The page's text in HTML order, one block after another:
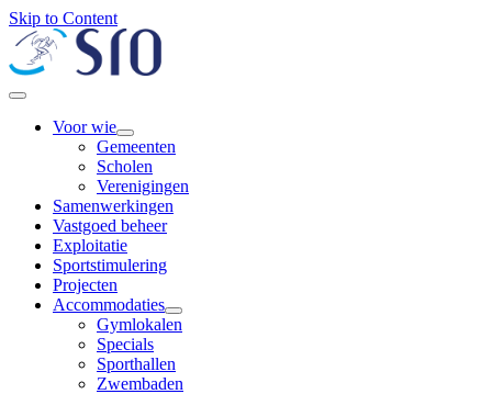
Skip to Content
Voor wie
Gemeenten
Scholen
Verenigingen
Samenwerkingen
Vastgoed beheer
Exploitatie
Sportstimulering
Projecten
Accommodaties
Gymlokalen
Specials
Sporthallen
Zwembaden